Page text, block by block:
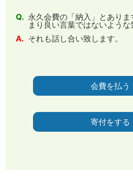
Q. 永久会費の「納入」とあり
まり良い言葉ではないような
A. それも話し合い致します。
会費を払う
寄付をする